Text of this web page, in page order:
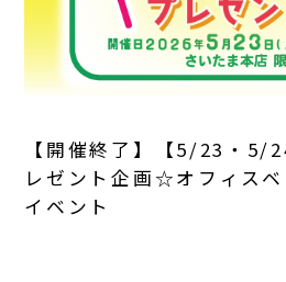
【開催終了】【5/23・5/
レゼント企画☆オフィス
イベント